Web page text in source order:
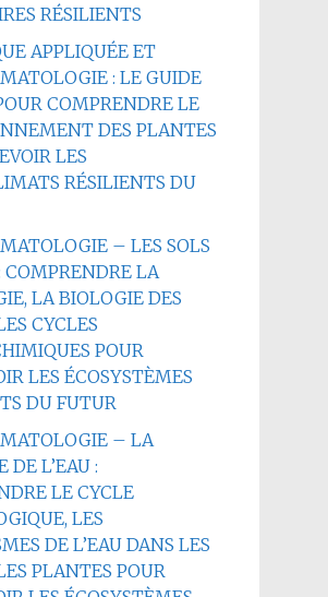
RÉSILIENTS
APPLIQUÉE ET
: LE GUIDE
COMPRENDRE LE
DES PLANTES
LES
RÉSILIENTS DU
– LES SOLS
COMPRENDRE LA
LA BIOLOGIE DES
CYCLES
POUR
LES ÉCOSYSTÈMES
DU FUTUR
– LA
DE L’EAU :
LE CYCLE
LES
DE L’EAU DANS LES
PLANTES POUR